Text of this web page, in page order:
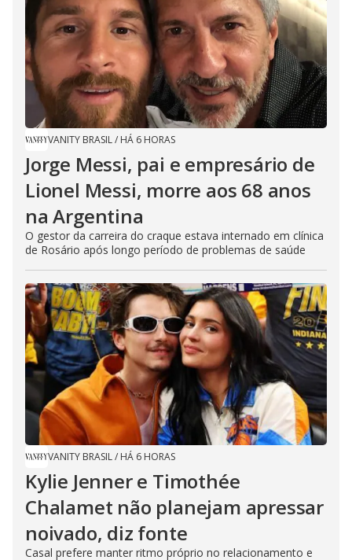
VANITY BRASIL/ HÁ 6 HORAS
Jorge Messi, pai e empresário de
Lionel Messi, morre aos 68 anos
na Argentina
O gestor da carreira do craque estava internado em clínica
de Rosário após longo período de problemas de saúde
VANITY BRASIL/ HÁ 6 HORAS
Kylie Jenner e Timothée
Chalamet não planejam apressar
noivado, diz fonte
Casal prefere manter ritmo próprio no relacionamento e